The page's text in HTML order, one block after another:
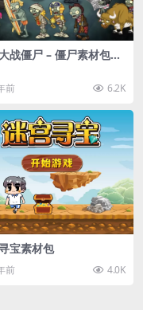
战僵尸 – 僵尸素材包
览】
前
6.2K
宝素材包
前 4.0K